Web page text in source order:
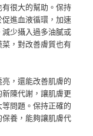
很大的幫助。保持
進血液循環，加速
少攝入過多油膩或
，對改善膚質也有
，還能改善肌膚的
陳代謝，讓肌膚更
問題。保持正確的
養，能夠讓肌膚代